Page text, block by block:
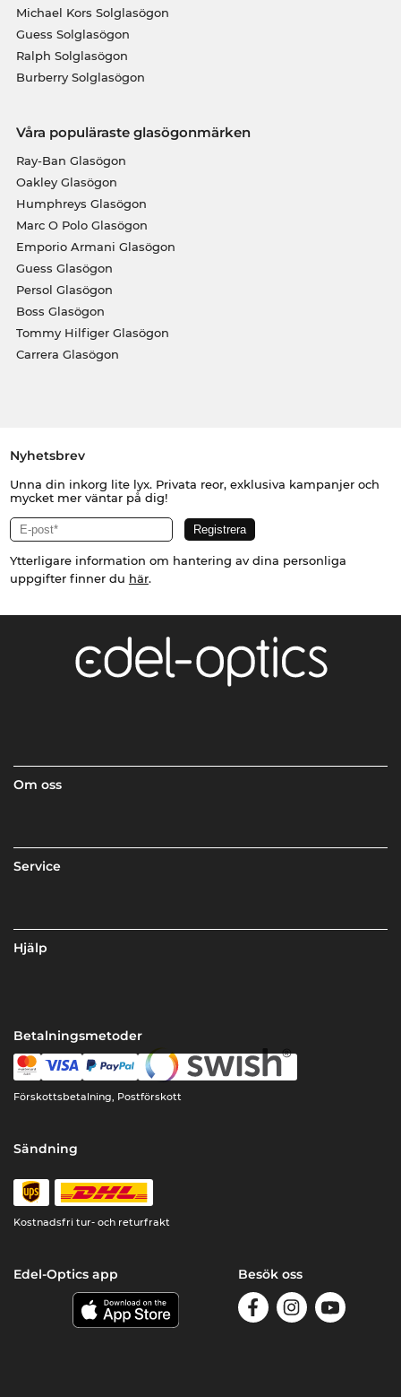
Michael Kors Solglasögon
Guess Solglasögon
Ralph Solglasögon
Burberry Solglasögon
Våra populäraste glasögonmärken
Ray-Ban Glasögon
Oakley Glasögon
Humphreys Glasögon
Marc O Polo Glasögon
Emporio Armani Glasögon
Guess Glasögon
Persol Glasögon
Boss Glasögon
Tommy Hilfiger Glasögon
Carrera Glasögon
Nyhetsbrev
Unna din inkorg lite lyx. Privata reor, exklusiva kampanjer och
mycket mer väntar på dig!
Ytterligare information om hantering av dina personliga
uppgifter finner du här.
Om oss
Service
Hjälp
Betalningsmetoder
Förskottsbetalning, Postförskott
Sändning
Kostnadsfri tur- och returfrakt
Edel-Optics app Besök oss